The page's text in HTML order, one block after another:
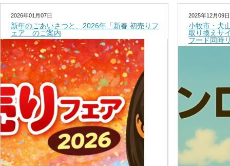
2026年01月07日
新年のごあいさつと、2026年「新春 初売りフ
ェア」のご案内
2025年12月09日
小牧市・犬
取り換えサ
フード同時